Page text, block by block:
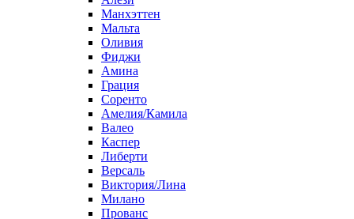
Манхэттен
Мальта
Оливия
Фиджи
Амина
Грация
Соренто
Амелия/Камила
Валео
Каспер
Либерти
Версаль
Виктория/Лина
Милано
Прованс